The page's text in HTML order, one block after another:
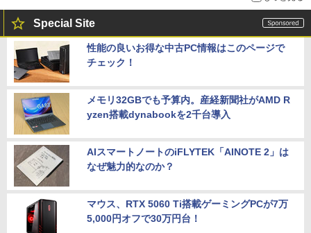
Special Site
性能の良いお得な中古PC情報はこのページで
チェック！
メモリ32GBでも予算内。産経新聞社がAMD R
yzen搭載dynabookを2千台導入
AIスマートノートのiFLYTEK「AINOTE 2」は
なぜ魅力的なのか？
マウス、RTX 5060 Ti搭載ゲーミングPCが7万
5,000円オフで30万円台！